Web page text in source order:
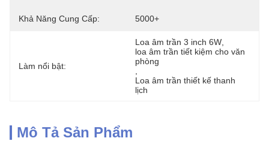
Khả Năng Cung Cấp: 5000+
Làm nổi bật:
Loa âm trần 3 inch 6W
loa âm trần tiết kiệm cho văn
phòng
Loa âm trần thiết kế thanh
lịch
Mô Tả Sản Phẩm